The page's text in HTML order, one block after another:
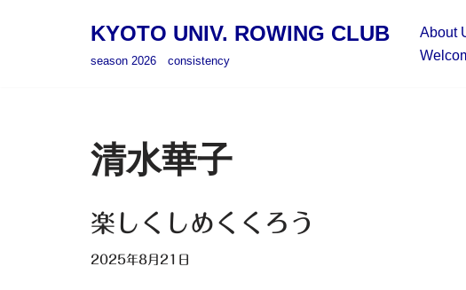
KYOTO UNIV. ROWING CLUB
season 2026 consistency
About
清水華子
楽しくしめくくろう
2025年8月21日